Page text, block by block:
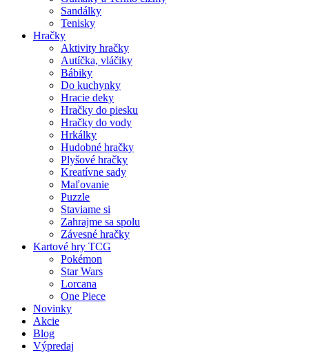
Sandálky
Tenisky
Hračky
Aktivity hračky
Autíčka, vláčiky
Bábiky
Do kuchynky
Hracie deky
Hračky do piesku
Hračky do vody
Hrkálky
Hudobné hračky
Plyšové hračky
Kreatívne sady
Maľovanie
Puzzle
Staviame si
Zahrajme sa spolu
Závesné hračky
Kartové hry TCG
Pokémon
Star Wars
Lorcana
One Piece
Novinky
Akcie
Blog
Výpredaj